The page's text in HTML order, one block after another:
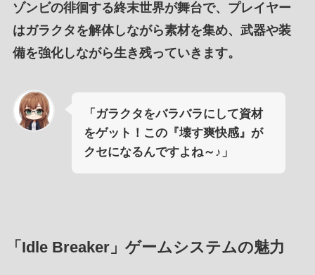
ゾンビの徘徊する終末世界が舞台で、プレイヤー
はガラクタを解体しながら素材を集め、 武器や装
備を強化しながら生き残っていきます。
「ガラクタをバラバラにして資材
をゲット！この『壊す爽快感』が
クセになるんですよね～♪」
「Idle Breaker」ゲームシステムの魅力